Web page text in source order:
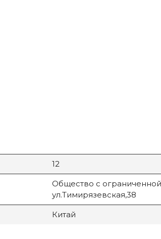
12
Общество с
ул.Тимирязевская,38
Китай